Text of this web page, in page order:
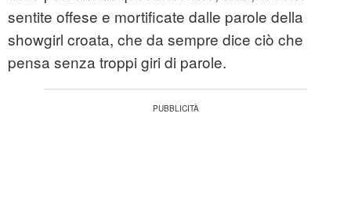
sentite offese e mortificate dalle parole della
showgirl croata, che da sempre dice ciò che
pensa senza troppi giri di parole.